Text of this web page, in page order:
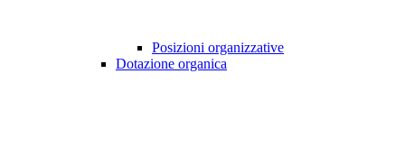
Posizioni organizzative
Dotazione organica